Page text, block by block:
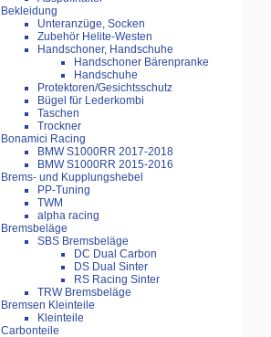
Bekleidung
Unteranzüge, Socken
Zubehör Helite-Westen
Handschoner, Handschuhe
Handschoner Bärenpranke
Handschuhe
Protektoren/Gesichtsschutz
Bügel für Lederkombi
Taschen
Trockner
Bonamici Racing
BMW S1000RR 2017-2018
BMW S1000RR 2015-2016
Brems- und Kupplungshebel
PP-Tuning
TWM
alpha racing
Bremsbeläge
SBS Bremsbeläge
DC Dual Carbon
DS Dual Sinter
RS Racing Sinter
TRW Bremsbeläge
Bremsen Kleinteile
Kleinteile
Carbonteile